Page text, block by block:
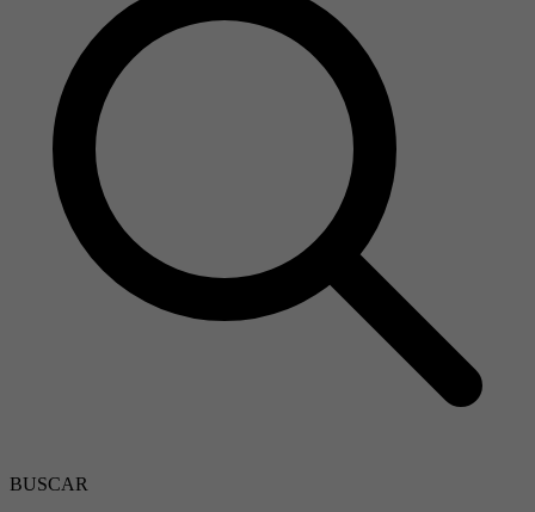
BUSCAR